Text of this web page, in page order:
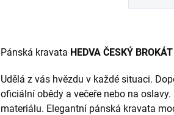
Pánská kravata HEDVA ČESKÝ BROKÁT
Udělá z vás hvězdu v každé situaci.
oficiální obědy a večeře nebo na
materiálu. Elegantní pánská kravata